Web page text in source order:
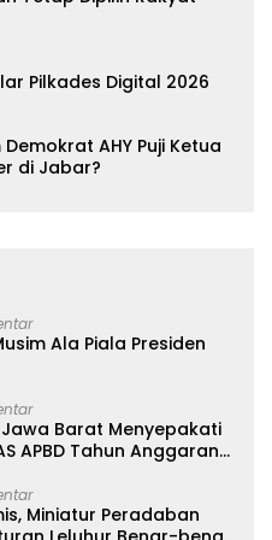
Pilkades Digital 2026
AHY Puji Ketua
di Jabar?
Ala Piala Presiden
Jawa Barat Menyepakati
APBD Tahun Anggaran
Miniatur Peradaban